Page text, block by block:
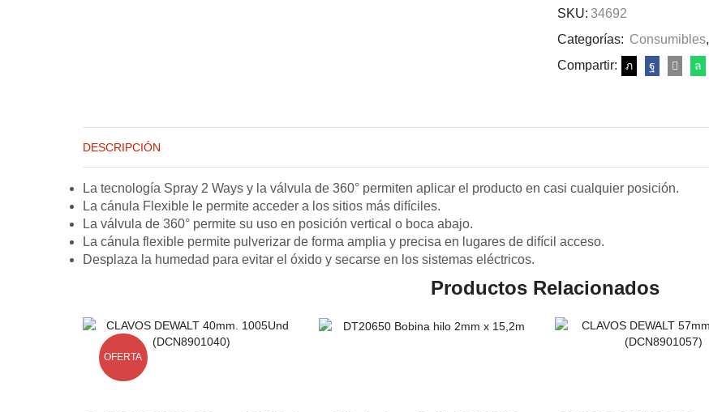
40
ACCIÓN
ml.
SKU: 34692
Categorías: Consumibles,
Compartir:
DESCRIPCIÓN
La tecnología Spray 2 Ways y la válvula de 360° permiten aplicar el producto en casi cualquier posición.
La cánula Flexible le permite acceder a los sitios más difíciles.
La válvula de 360° permite su uso en posición vertical o boca abajo.
La cánula flexible permite pulverizar de forma amplia y precisa en lugares de difícil acceso.
Desplaza la humedad para evitar el óxido y secarse en los sistemas eléctricos.
Productos Relacionados
OFERTA